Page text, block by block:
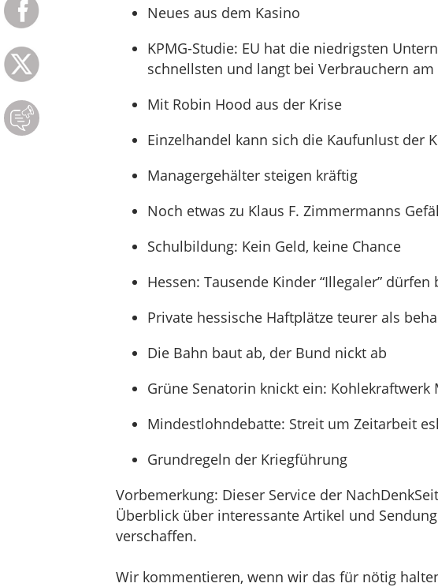
Neues aus dem Kasino
KPMG-Studie: EU hat die niedrigsten
schnellsten und langt bei Verbrauchern
Mit Robin Hood aus der Krise
Einzelhandel kann sich die Kaufunlust der
Managergehälter steigen kräftig
Noch etwas zu Klaus F. Zimmermanns
Schulbildung: Kein Geld, keine Chance
Hessen: Tausende Kinder “Illegaler”
Private hessische Haftplätze teurer als
Die Bahn baut ab, der Bund nickt ab
Grüne Senatorin knickt ein:
Mindestlohndebatte: Streit um Zeitarbeit
Grundregeln der Kriegführung
Vorbemerkung: Dieser Service der
Überblick über interessante Artikel und
verschaffen.
Wir kommentieren, wenn wir das für nötig